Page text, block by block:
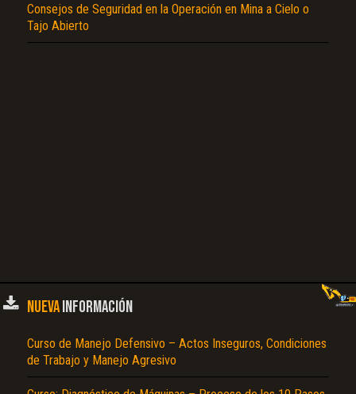
Consejos de Seguridad en la Operación en Mina a Cielo o
Tajo Abierto
NUEVAINFORMACIÓN
Curso de Manejo Defensivo – Actos Inseguros, Condiciones
de Trabajo y Manejo Agresivo
Texto o Imagen de portada son erróneos.